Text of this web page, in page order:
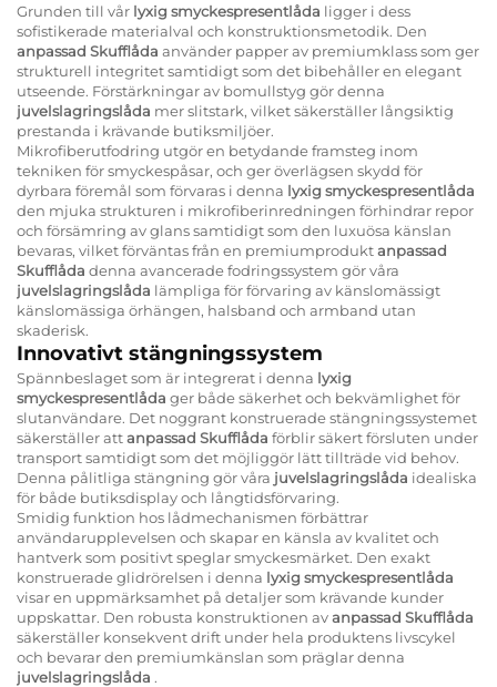
Grunden till vår lyxig smyckespresentlåda ligger i dess
sofistikerade materialval och konstruktionsmetodik. Den
anpassad Skufflåda använder papper av premiumklass som ger
strukturell integritet samtidigt som det bibehåller en elegant
utseende. Förstärkningar av bomullstyg gör denna
juvelslagringslåda mer slitstark, vilket säkerställer långsiktig
prestanda i krävande butiksmiljöer.
Mikrofiberutfodring utgör en betydande framsteg inom
tekniken för smyckespåsar, och ger överlägsen skydd för
dyrbara föremål som förvaras i denna lyxig smyckespresentlåda
den mjuka strukturen i mikrofiberinredningen förhindrar repor
och försämring av glans samtidigt som den luxuösa känslan
bevaras, vilket förväntas från en premiumproduktanpassad
Skufflåda denna avancerade fodringssystem gör våra
juvelslagringslåda lämpliga för förvaring av känslomässigt
känslomässiga örhängen, halsband och armband utan
skaderisk.
Innovativt stängningssystem
Spännbeslaget som är integrerat i denna lyxig
smyckespresentlåda ger både säkerhet och bekvämlighet för
slutanvändare. Det noggrant konstruerade stängningssystemet
säkerställer attanpassad Skufflåda förblir säkert försluten under
transport samtidigt som det möjliggör lätt tillträde vid behov.
Denna pålitliga stängning gör våra juvelslagringslåda idealiska
för både butiksdisplay och långtidsförvaring.
Smidig funktion hos lådmechanismen förbättrar
användarupplevelsen och skapar en känsla av kvalitet och
hantverk som positivt speglar smyckesmärket. Den exakt
konstruerade glidrörelsen i denna lyxig smyckespresentlåda
visar en uppmärksamhet på detaljer som krävande kunder
uppskattar. Den robusta konstruktionen avanpassad Skufflåda
säkerställer konsekvent drift under hela produktens livscykel
och bevarar den premiumkänslan som präglar denna
juvelslagringslåda .